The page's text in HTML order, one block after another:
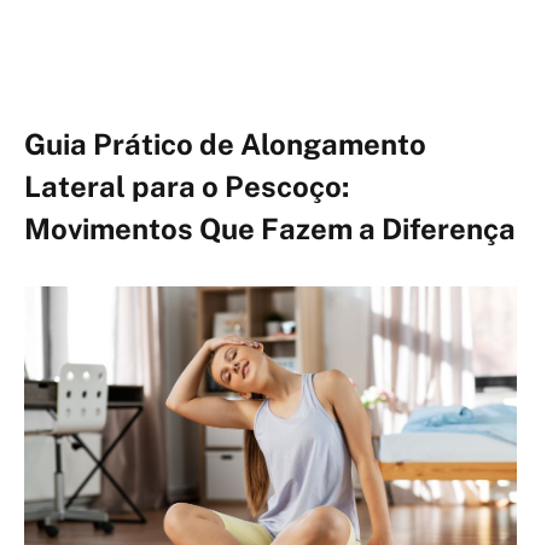
Guia Prático de Alongamento
Lateral para o Pescoço:
Movimentos Que Fazem a Diferença